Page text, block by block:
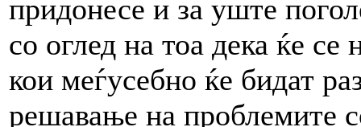
придонесе и за уште
со оглед на тоа дека ќе се
кои меѓусебно ќе бидат
решавање на проблемите